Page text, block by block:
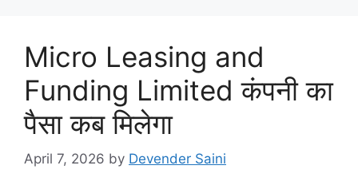
Micro Leasing and
Funding Limited कंपनी का
पैसा कब मिलेगा
April 7, 2026 by Devender Saini